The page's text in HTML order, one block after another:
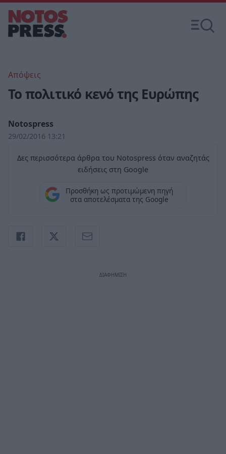
Απόψεις
Το πολιτικό κενό της Ευρώπης
Notospress
29/02/2016 13:21
Δες περισσότερα άρθρα του Notospress όταν αναζητάς
ειδήσεις στη Google
Προσθήκη ως προτιμώμενη πηγή
στα αποτελέσματα της Google